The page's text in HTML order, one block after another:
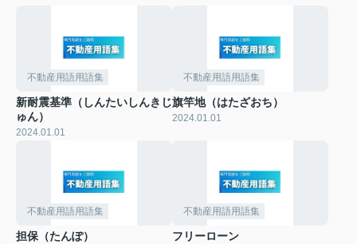
不動産用語用語集
新耐震基準（しんたいしんきじ
ゅん）
2024.01.01
不動産用語用語集
旗竿地（はたざおち）
2024.01.01
不動産用語用語集
担保（たんぽ）
不動産用語用語集
フリーローン